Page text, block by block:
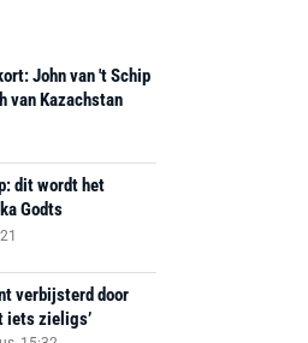
John van 't Schip
van Kazachstan
dit wordt het
Godts
verbijsterd door
iets zieligs’